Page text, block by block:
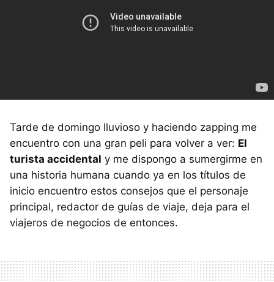
Tarde de domingo lluvioso y haciendo zapping me
encuentro con una gran peli para volver a ver: El
turista accidental y me dispongo a sumergirme en
una historia humana cuando ya en los títulos de
inicio encuentro estos consejos que el personaje
principal, redactor de guías de viaje, deja para el
viajeros de negocios de entonces.